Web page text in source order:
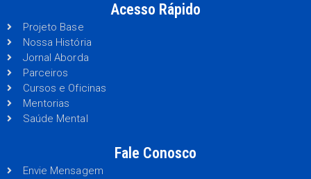
Acesso Rápido
Projeto Base
Nossa História
Jornal Aborda
Parceiros
Cursos e Oficinas
Mentorias
Saúde Mental
Fale Conosco
Envie Mensagem